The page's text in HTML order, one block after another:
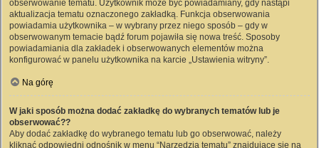
obserwowanie tematu. Użytkownik może być powiadamiany, gdy nastąpi
aktualizacja tematu oznaczonego zakładką. Funkcja obserwowania
powiadamia użytkownika – w wybrany przez niego sposób – gdy w
obserwowanym temacie bądź forum pojawiła się nowa treść. Sposoby
powiadamiania dla zakładek i obserwowanych elementów można
konfigurować w panelu użytkownika na karcie „Ustawienia witryny”.
Na górę
W jaki sposób można dodać zakładkę do wybranych tematów lub je
obserwować??
Aby dodać zakładkę do wybranego tematu lub go obserwować, należy
kliknąć odpowiedni odnośnik w menu “Narzędzia tematu” znajdujące się na